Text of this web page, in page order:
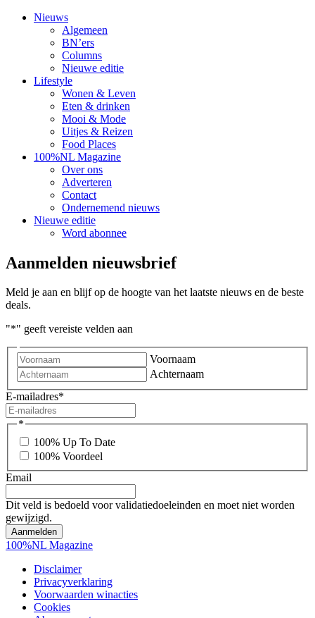
Nieuws
Algemeen
BN’ers
Columns
Nieuwe editie
Lifestyle
Wonen & Leven
Eten & drinken
Mooi & Mode
Uitjes & Reizen
Food Places
100%NL Magazine
Over ons
Adverteren
Contact
Ondernemend nieuws
Nieuwe editie
Word abonnee
Aanmelden nieuwsbrief
Meld je aan en blijf op de hoogte van het laatste nieuws en de beste
deals.
"*" geeft vereiste velden aan
Voornaam
Achternaam
E-mailadres*
*
100% Up To Date
100% Voordeel
Email
Dit veld is bedoeld voor validatiedoeleinden en moet niet worden
gewijzigd.
100%NL Magazine
Disclaimer
Privacyverklaring
Voorwaarden winacties
Cookies